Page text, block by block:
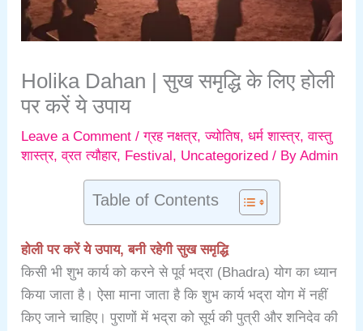
Holika Dahan | सुख समृद्धि के लिए होली
पर करें ये उपाय
Leave a Comment /ग्रह नक्षत्र,ज्योतिष,धर्म शास्त्र,वास्तु
शास्त्र,व्रत त्यौहार, Festival, Uncategorized / ByAdmin
Table of Contents
होली पर करें ये उपाय, बनी रहेगी सुख समृद्धि
किसी भी शुभ कार्य को करने से पूर्व भद्रा (Bhadra) योग का ध्यान
किया जाता है। ऐसा माना जाता है कि शुभ कार्य भद्रा योग में नहीं
किए जाने चाहिए। पुराणों में भद्रा को सूर्य की पुत्री और शनिदेव की